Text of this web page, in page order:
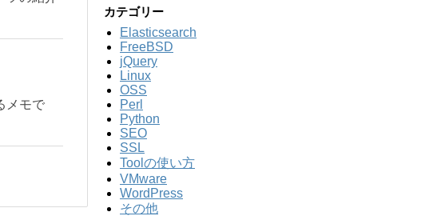
メモで
カテゴリー
Elasticsearch
FreeBSD
jQuery
Linux
OSS
Perl
Python
SEO
SSL
Toolの使い方
VMware
WordPress
その他